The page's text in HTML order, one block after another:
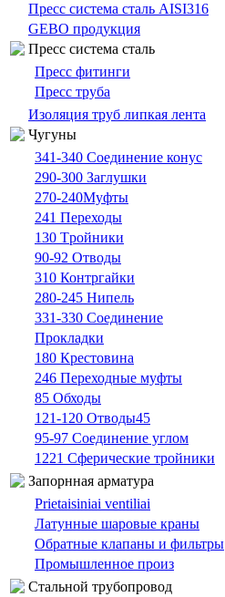
Пресс система сталь AISI316
GEBO продукция
Пресс система сталь
Пресс фитинги
Пресс труба
Изоляция труб липкая лента
Чугуны
341-340 Cоединение конус
290-300 Заглушки
270-240Муфты
241 Переходы
130 Tройники
90-92 Отводы
310 Контргайки
280-245 Нипель
331-330 Cоединение
Прокладки
180 Крестовина
246 Переходные муфты
85 Oбходы
121-120 Отводы45
95-97 Cоединение углом
1221 Сферические тройники
Запорнная арматура
Prietaisiniai ventiliai
Латунные шаровые краны
Обратные клапаны и фильтры
Промышленное произ
Cтальной трубопровод